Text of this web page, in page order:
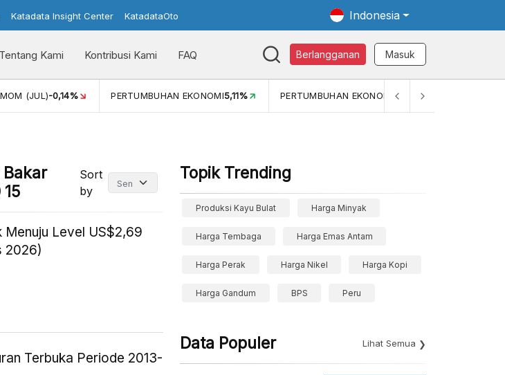
Katadata Insight Center KatadataOto Indonesia
Tentang Kami Kontribusi Kami FAQ Berlangganan Masuk
(JUL)-0,14% PERTUMBUHAN EKONOMI5,11% PERTUMBUHAN EKONOMI (YOY) (Q1)5,61%
Sort
by
Menuju Level US$2,69
2026)
Terbuka Periode 2013-
Topik Trending
Produksi Kayu Bulat Harga Minyak
Harga Tembaga Harga Emas Antam
Harga Perak Harga Nikel Harga Kopi
Harga Gandum BPS Peru
Data Populer Lihat Semua